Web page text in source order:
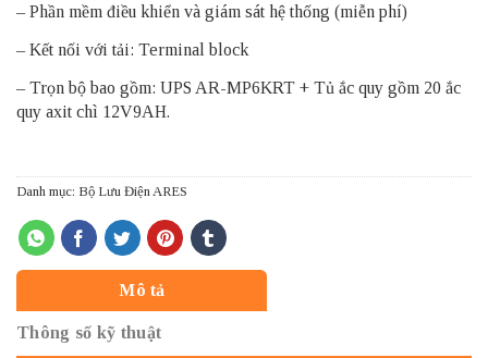
– Phần mềm điều khiển và giám sát hệ thống (miễn phí)
– Kết nối với tải: Terminal block
– Trọn bộ bao gồm: UPS AR-MP6KRT + Tủ ắc quy gồm 20 ắc
quy axit chì 12V9AH.
Danh mục: Bộ Lưu Điện ARES
Mô tả
Thông số kỹ thuật